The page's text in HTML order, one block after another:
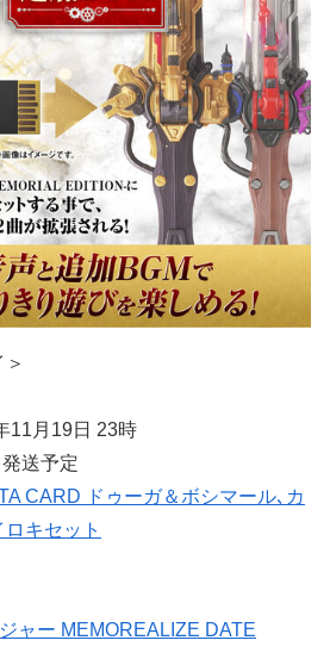
11月19日 23時
送予定
CARD ドゥーガ＆ボシマール､カ
キセット
ャー MEMOREALIZE DATE